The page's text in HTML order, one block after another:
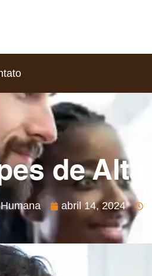
de Alta
abril 14, 2024